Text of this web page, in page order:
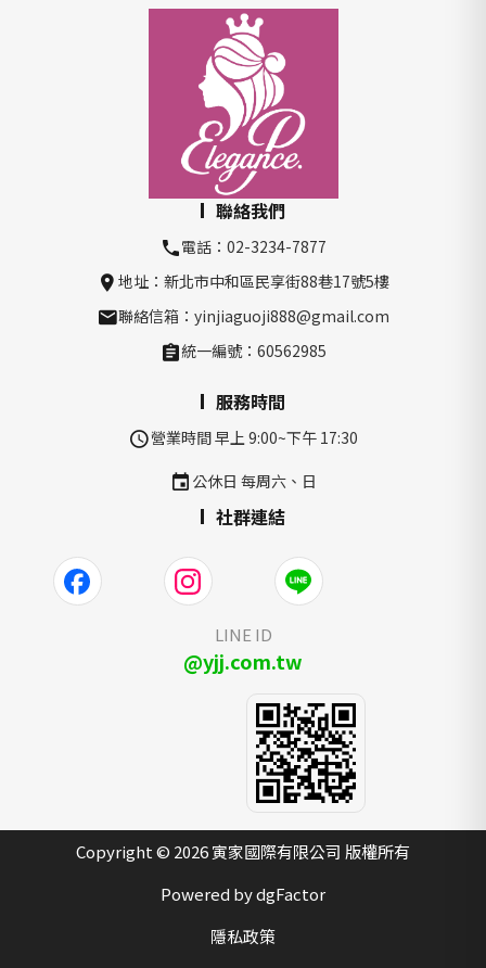
聯絡我們
電話：02-3234-7877
地址：新北市中和區民享街88巷17號5樓
聯絡信箱：yinjiaguoji888@gmail.com
統一編號：60562985
服務時間
營業時間 早上 9:00~下午 17:30
公休日 每周六、日
社群連結
LINE ID
@yjj.com.tw
Copyright © 2026 寅家國際有限公司 版權所有
Powered by dgFactor
隱私政策